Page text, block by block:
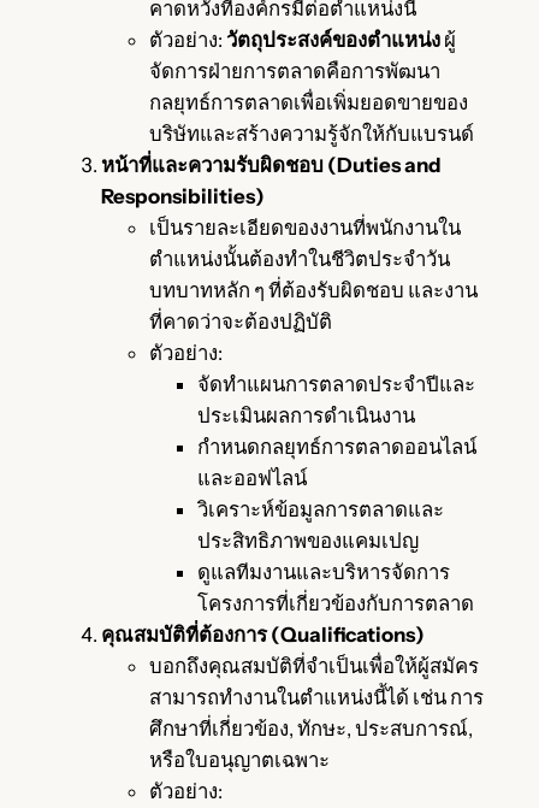
คาดหวังที่องค์กรมีต่อตำแหน่งนี้
ตัวอย่าง: วัตถุประสงค์ของตำแหน่งผู้
จัดการฝ่ายการตลาดคือการพัฒนา
กลยุทธ์การตลาดเพื่อเพิ่มยอดขายของ
บริษัทและสร้างความรู้จักให้กับแบรนด์
หน้าที่และความรับผิดชอบ (Duties and
Responsibilities)
เป็นรายละเอียดของงานที่พนักงานใน
ตำแหน่งนั้นต้องทำในชีวิตประจำวัน
บทบาทหลัก ๆ ที่ต้องรับผิดชอบ และงาน
ที่คาดว่าจะต้องปฏิบัติ
ตัวอย่าง:
จัดทำแผนการตลาดประจำปีและ
ประเมินผลการดำเนินงาน
กำหนดกลยุทธ์การตลาดออนไลน์
และออฟไลน์
วิเคราะห์ข้อมูลการตลาดและ
ประสิทธิภาพของแคมเปญ
ดูแลทีมงานและบริหารจัดการ
โครงการที่เกี่ยวข้องกับการตลาด
คุณสมบัติที่ต้องการ (Qualifications)
บอกถึงคุณสมบัติที่จำเป็นเพื่อให้ผู้สมัคร
สามารถทำงานในตำแหน่งนี้ได้ เช่น การ
ศึกษาที่เกี่ยวข้อง, ทักษะ, ประสบการณ์,
หรือใบอนุญาตเฉพาะ
ตัวอย่าง: